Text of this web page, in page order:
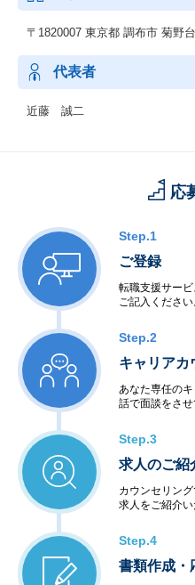
〒1820007 東京都 調布市 菊野
代表者
近藤 誠二
応
Step.1
ご登録
転職支援サー
ご記入ください
Step.2
キャリアカ
あなた専任の
話で面談をさせ
Step.3
求人のご紹
カウンセリン
求人をご紹介い
Step.4
書類作成・